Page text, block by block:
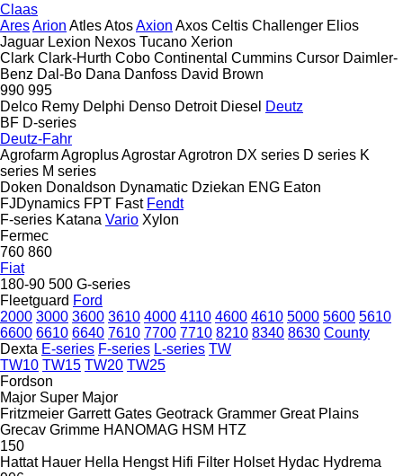
Claas
AresArion AtlesAtosAxion Axos Celtis Challenger Elios
Jaguar Lexion Nexos Tucano Xerion
Clark Clark-Hurth Cobo Continental Cummins Cursor Daimler-
Benz Dal-Bo Dana Danfoss David Brown
990 995
Delco Remy Delphi Denso Detroit Diesel Deutz
BF D-series
Deutz-Fahr
AgrofarmAgroplusAgrostarAgrotron DX series D series K
series M series
Doken Donaldson Dynamatic Dziekan ENG Eaton
FJDynamics FPT Fast Fendt
F-series Katana Vario Xylon
Fermec
760 860
Fiat
180-90 500 G-series
Fleetguard Ford
2000 3000 3600 3610 4000 4110 4600 4610 5000 5600 5610
6600 6610 6640 7610 7700 7710 8210 8340 8630 County
Dexta E-series F-series L-series TW
TW10 TW15 TW20 TW25
Fordson
Major Super Major
Fritzmeier Garrett Gates Geotrack Grammer Great Plains
Grecav Grimme HANOMAG HSM HTZ
150
Hattat Hauer Hella Hengst Hifi Filter Holset Hydac Hydrema